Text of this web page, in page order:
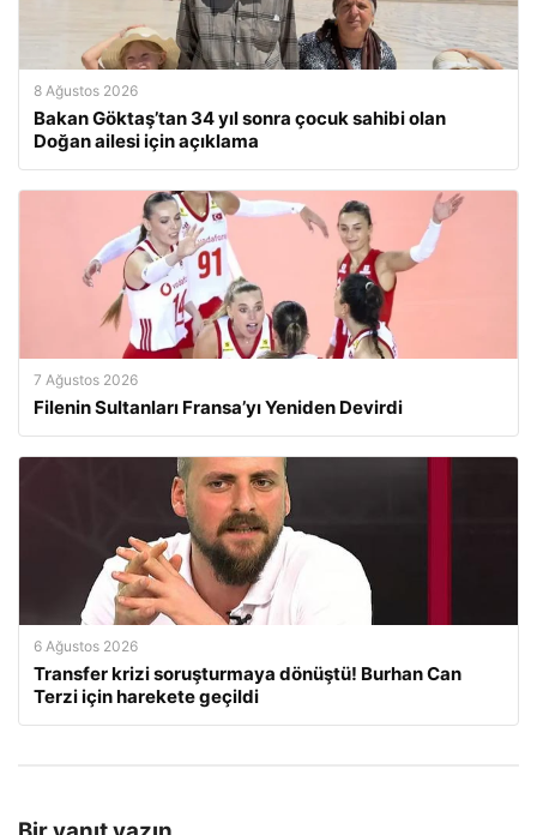
8 Ağustos 2026
Bakan Göktaş’tan 34 yıl sonra çocuk sahibi olan
Doğan ailesi için açıklama
7 Ağustos 2026
Filenin Sultanları Fransa’yı Yeniden Devirdi
6 Ağustos 2026
Transfer krizi soruşturmaya dönüştü! Burhan Can
Terzi için harekete geçildi